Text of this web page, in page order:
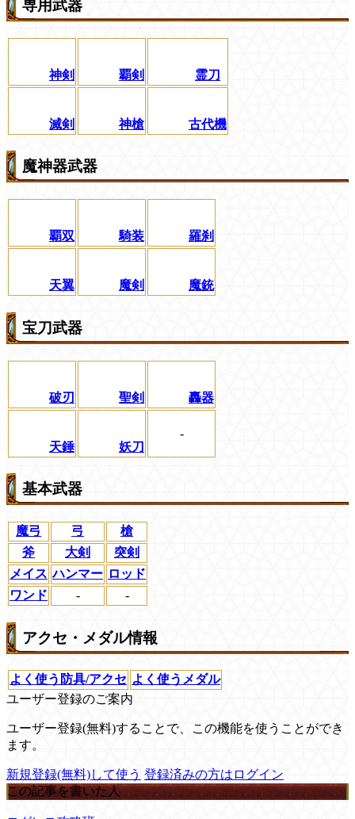
専用武器
神剣 覇剣 霊刀
滅剣 神槍 古代機
魔神器武器
覇双 騎装 羅刹
天翼 魔剣 魔銃
宝刀武器
破刃 聖剣 轟器
天錘 妖刀
-
基本武器
魔弓 弓
槍
斧
大剣
突剣
メイス ハンマー ロッド
ワンド
- -
アクセ・メダル情報
よく使う防具/アクセ よく使うメダル
ユーザー登録のご案内
ユーザー登録(無料)することで、この機能を使うことができ
ます。
新規登録(無料)して使う 登録済みの方はログイン
この記事を書いた人